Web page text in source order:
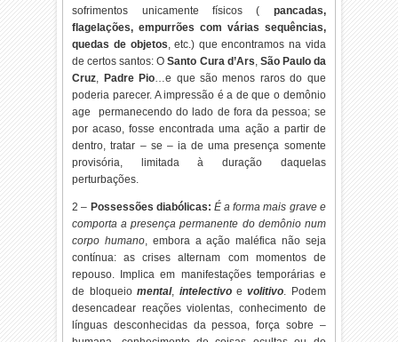
sofrimentos unicamente físicos ( pancadas,
flagelações, empurrões com várias sequências,
quedas de objetos, etc.) que encontramos na vida
de certos santos: OSanto Cura d’Ars, São Paulo da
Cruz, Padre Pio…e que são menos raros do que
poderia parecer. A impressão é a de que o demônio
age permanecendo do lado de fora da pessoa; se
por acaso, fosse encontrada uma ação a partir de
dentro, tratar – se – ia de uma presença somente
provisória, limitada à duração daquelas
perturbações.
2 – Possessões diabólicas: É a forma mais grave e
comporta a presença permanente do demônio num
corpo humano, embora a ação maléfica não seja
contínua: as crises alternam com momentos de
repouso. Implica em manifestações temporárias e
de bloqueiomental, intelectivoevolitivo. Podem
desencadear reações violentas, conhecimento de
línguas desconhecidas da pessoa, força sobre –